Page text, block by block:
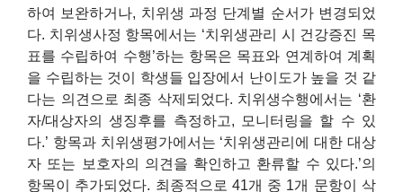
하여 보완하거나, 치위생 과정 단계별 순서가 변경되었
다. 치위생사정 항목에서는 ‘치위생관리 시 건강증진 목
표를 수립하여 수행’하는 항목은 목표와 연계하여 계획
을 수립하는 것이 학생들 입장에서 난이도가 높을 것 같
다는 의견으로 최종 삭제되었다. 치위생수행에서는 ‘환
자/대상자의 생징후를 측정하고, 모니터링을 할 수 있
다.’ 항목과 치위생평가에서는 ‘치위생관리에 대한 대상
자 또는 보호자의 의견을 확인하고 환류할 수 있다.’의
항목이 추가되었다. 최종적으로 41개 중 1개 문항이 삭